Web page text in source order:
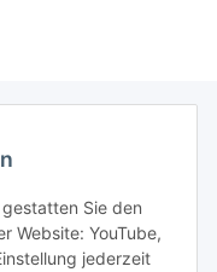
Sie den
Website: YouTube,
jederzeit